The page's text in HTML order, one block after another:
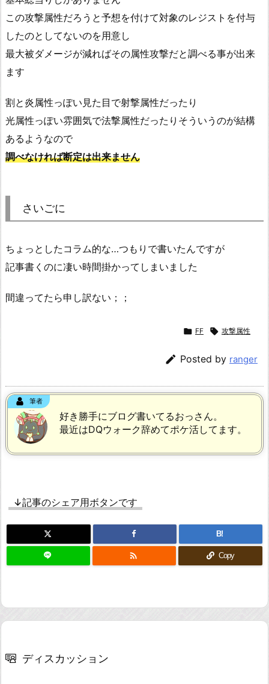
この攻撃属性だろうと予想を付けて対象のレジストを付与
したのとしてないのを用意し
最大被ダメージが減ればその属性攻撃だと調べる事が出来
ます
割と炎属性っぽい見た目で射撃属性だったり
光属性っぽい雰囲気で法撃属性だったりそういうのが結構
あるようなので
調べなければ断定は出来ません
さいごに
ちょっとしたコラム的な…つもりで書いたんですが
記事書くのに凄い時間掛かってしまいました
間違ってたら申し訳ない；；
 FF  攻撃属性
 Posted by ranger
筆者
好き勝手にブログ書いてるおっさん。
最近はDQウォーク辞めてポケ活してます。
↓記事のシェア用ボタンです
B!
 Copy
ディスカッション